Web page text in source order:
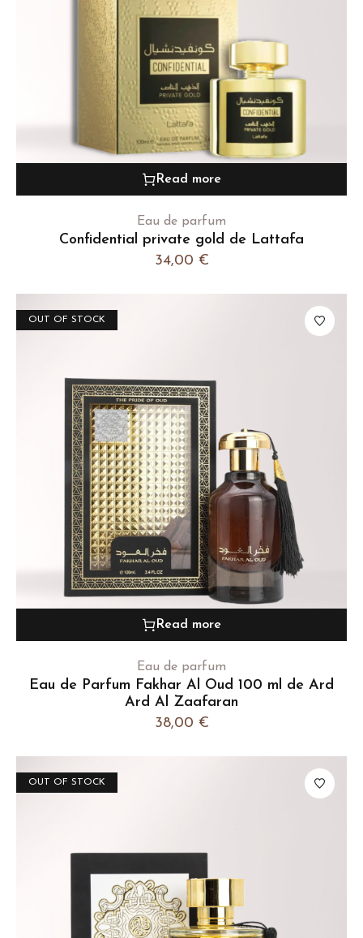
Read more
Eau de parfum
Confidential private gold de Lattafa
34,00 €
OUT OF STOCK
Read more
Eau de parfum
Eau de Parfum Fakhar Al Oud 100 ml de Ard
Ard Al Zaafaran
38,00 €
OUT OF STOCK